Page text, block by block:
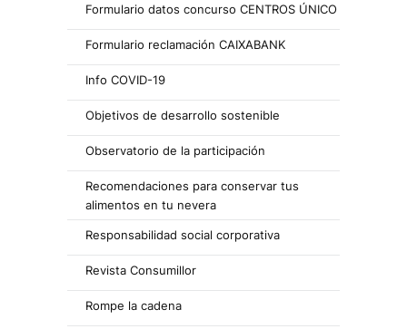
Formulario datos concurso CENTROS ÚNICO
Formulario reclamación CAIXABANK
Info COVID-19
Objetivos de desarrollo sostenible
Observatorio de la participación
Recomendaciones para conservar tus
alimentos en tu nevera
Responsabilidad social corporativa
Revista Consumillor
Rompe la cadena